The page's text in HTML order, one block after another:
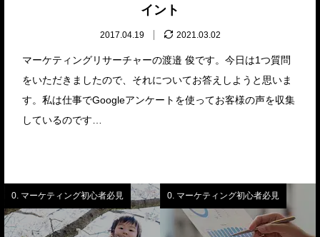
イント
2017.04.19 2021.03.02
マーケティングリサーチャーの渡邉 俊です。今日は1つ質問
をいただきましたので、それについてお答えしようと思いま
す。私は仕事でGoogleアンケートを使ってお客様の声を収集
しているのです…
0. マーケティング初心者必見 0. マーケティング初心者必見